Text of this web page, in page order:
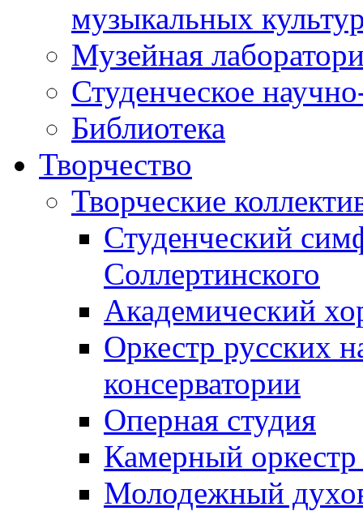
музыкальных
Музейная
Студенческое
Библиотека
Творчество
Творческие
Студенческий
Соллертинского
Академический
Оркестр русских
консерватории
Оперная студия
Камерный оркестр
Молодежный